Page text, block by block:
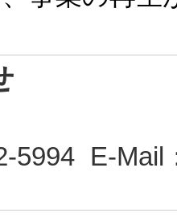
5994 E-Mail